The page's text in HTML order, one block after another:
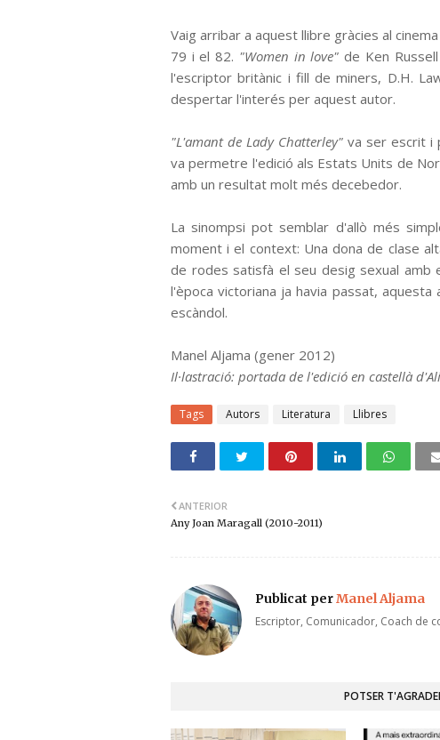
Vaig arribar a aquest llibre gràcies al
79 i el 82. "Women in love" de Ken
l'escriptor britànic i fill de miners, D.H.
despertar l'interés per aquest autor.
"L'amant de Lady Chatterley" va ser escrit i
va permetre l'edició als Estats Units de
amb un resultat molt més decebedor.
La sinompsi pot semblar d'allò més
moment i el context: Una dona de clase
de rodes satisfà el seu desig sexual amb
l'època victoriana ja havia passat,
escàndol.
Manel Aljama (gener 2012)
Il·lastració: portada de l'edició en castellà
Tags Autors Literatura Llibres
ANTERIOR
Any Joan Maragall (2010-2011)
Publicat perManel Aljama
Escriptor, Comunicador, Coach de
POTSER